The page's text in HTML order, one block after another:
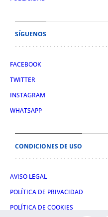
SÍGUENOS
FACEBOOK
TWITTER
INSTAGRAM
WHATSAPP
CONDICIONES DE USO
AVISO LEGAL
POLÍTICA DE PRIVACIDAD
POLÍTICA DE COOKIES